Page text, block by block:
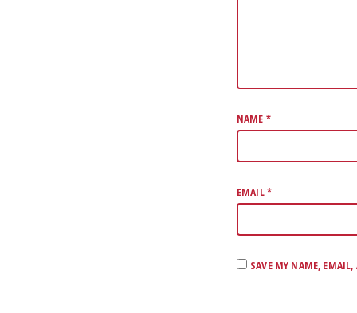
NAME *
EMAIL*
SAVE MY NAME,